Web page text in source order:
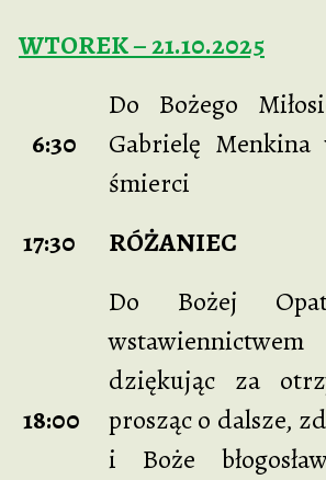
WTOREK – 21.10.2025
6:30
Do Bożego
Gabrielę
śmierci
17:30
RÓŻANIEC
18:00
Do Bożej
dziękując za
prosząc o dalsze,
i Boże